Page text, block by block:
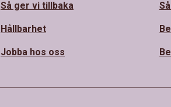
Så ger vi tillbaka
Hållbarhet
Jobba hos oss